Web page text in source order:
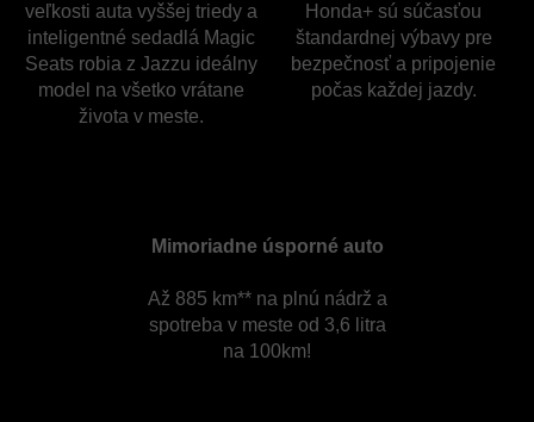
veľkosti auta vyššej triedy a
inteligentné sedadlá Magic
Seats robia z Jazzu ideálny
model na všetko vrátane
života v meste.
Honda+ sú súčasťou
štandardnej výbavy pre
bezpečnosť a pripojenie
počas každej jazdy.
Mimoriadne úsporné auto
Až 885 km** na plnú nádrž a
spotreba v meste od 3,6 litra
na 100km!